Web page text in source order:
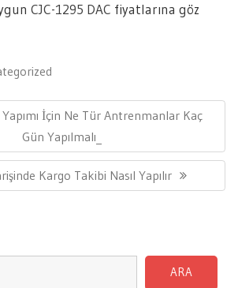
CJC-1295 DAC fiyatlarına göz
İçin Ne Tür Antrenmanlar Kaç
Gün Yapılmalı_
Kargo Takibi Nasıl Yapılır
ARA